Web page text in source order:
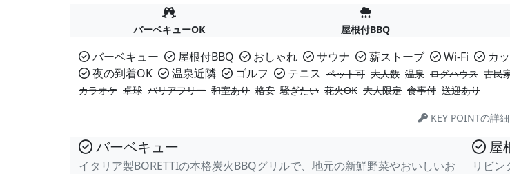
バーベキューOK 屋根付BBQ
バーベキュー 屋根付BBQ おしゃれ サウナ 薪ストーブ Wi-Fi カ
夜の到着OK
温泉近隣 ゴルフ テニス ペット可 大人数 温泉 ログハウス 古民
カラオケ 卓球 バリアフリー 和室あり 格安 騒ぎたい 花火OK 大人限定 食事付 送迎あり
KEY POINTの詳細
バーベキュー
イタリア製BORETTIの本格炭火BBQグリルで、地元の新鮮野菜やおいしいお
屋
リビ